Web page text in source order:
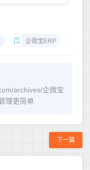
企微宝ERP
archives/企微宝
理更简单
下一篇